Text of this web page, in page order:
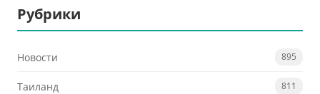
Рубрики
Новости 895
Таиланд 811